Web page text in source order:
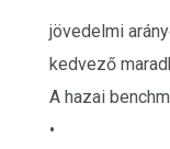
jövedelmi
kedvező
A hazai
•